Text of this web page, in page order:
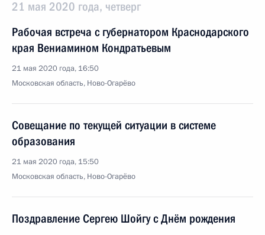
21 мая 2020 года, четверг
Рабочая встреча с губернатором Краснодарского
края Вениамином Кондратьевым
21 мая 2020 года, 16:50
Московская область, Ново-Огарёво
Совещание по текущей ситуации в системе
образования
21 мая 2020 года, 15:50
Московская область, Ново-Огарёво
Поздравление Сергею Шойгу с Днём рождения